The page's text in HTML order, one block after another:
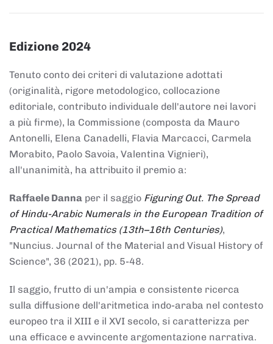
Edizione 2024
Tenuto conto dei criteri di valutazione adottati
(originalità, rigore metodologico, collocazione
editoriale, contributo individuale dell'autore nei lavori
a più firme), la Commissione (composta da Mauro
Antonelli, Elena Canadelli, Flavia Marcacci, Carmela
Morabito, Paolo Savoia, Valentina Vignieri),
all'unanimità, ha attribuito il premio a:
Raffaele Danna per il saggio Figuring Out. The Spread
of Hindu-Arabic Numerals in the European Tradition of
Practical Mathematics (13th–16th Centuries),
"Nuncius. Journal of the Material and Visual History of
Science", 36 (2021), pp. 5-48.
Il saggio, frutto di un'ampia e consistente ricerca
sulla diffusione dell'aritmetica indo-araba nel contesto
europeo tra il XIII e il XVI secolo, si caratterizza per
una efficace e avvincente argomentazione narrativa.